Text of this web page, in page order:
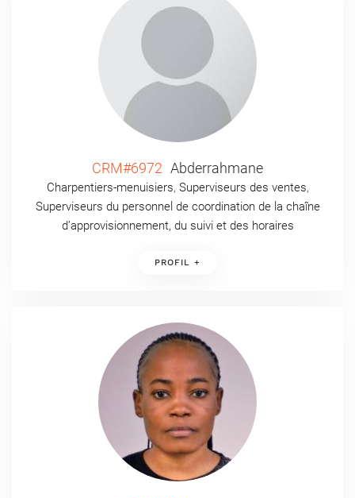
CRM#6972 Abderrahmane
Charpentiers-menuisiers, Superviseurs des ventes,
Superviseurs du personnel de coordination de la chaîne
d’approvisionnement, du suivi et des horaires
PROFIL +